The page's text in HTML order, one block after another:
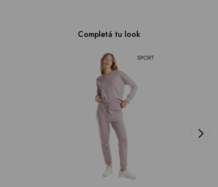
Completá tu look